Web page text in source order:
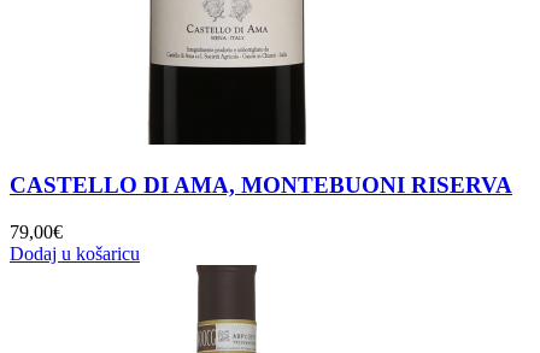
CASTELLO DI AMA, MONTEBUONI RISERVA
79,00€
Dodaj u košaricu